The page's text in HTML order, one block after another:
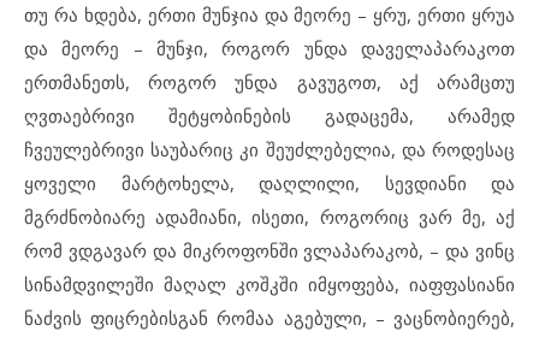
თუ რა ხდება, ერთი მუნჯია და მეორე – ყრუ, ერთი ყრუა
და მეორე – მუნჯი, როგორ უნდა დაველაპარაკოთ
ერთმანეთს, როგორ უნდა გავუგოთ, აქ არამცთუ
ღვთაებრივი შეტყობინების გადაცემა, არამედ
ჩვეულებრივი საუბარიც კი შეუძლებელია, და როდესაც
ყოველი მარტოხელა, დაღლილი, სევდიანი და
მგრძნობიარე ადამიანი, ისეთი, როგორიც ვარ მე, აქ
რომ ვდგავარ და მიკროფონში ვლაპარაკობ, – და ვინც
სინამდვილეში მაღალ კოშკში იმყოფება, იაფფასიანი
ნაძვის ფიცრებისგან რომაა აგებული, – ვაცნობიერებ,